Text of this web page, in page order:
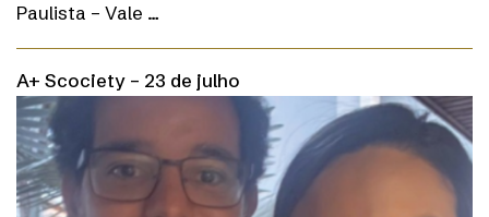
Paulista – Vale …
A+ Scociety – 23 de julho